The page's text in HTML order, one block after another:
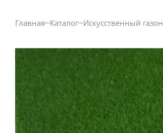
Главная Каталог Искусственный газон